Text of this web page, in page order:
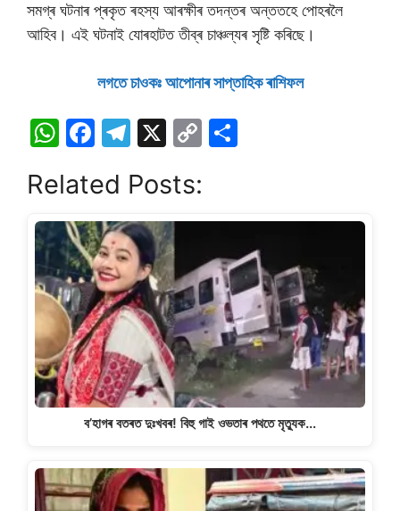
সমগ্ৰ ঘটনাৰ প্ৰকৃত ৰহস্য আৰক্ষীৰ তদন্তৰ অন্ততহে পােহৰলৈ
আহিব। এই ঘটনাই যােৰহাটত তীব্ৰ চাঞ্চল্যৰ সৃষ্টি কৰিছে।
লগতে চাওকঃ আপােনাৰ সাপ্তাহিক ৰাশিফল
W
at
s
A
p
p
F
c
e
b
o
o
k
T
e
gr
a
m
X
C
y
n
k
e
Related Posts:
ব’হাগৰ বতৰত দুঃখবৰ! বিহু গাই ওভতাৰ পথতে মৃত্যুক…